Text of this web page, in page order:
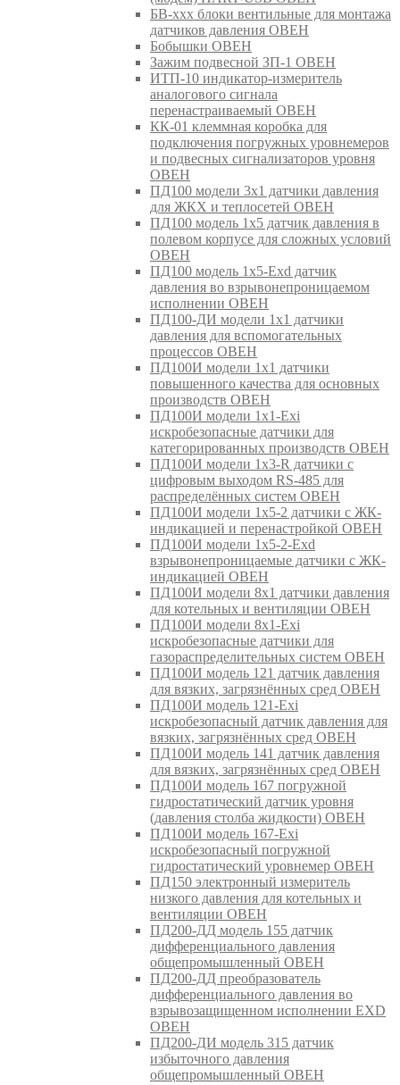
БВ-ххх блоки вентильные для монтажа
датчиков давления ОВЕН
Бобышки ОВЕН
Зажим подвесной ЗП-1 ОВЕН
ИТП-10 индикатор-измеритель
аналогового сигнала
перенастраиваемый ОВЕН
КК-01 клеммная коробка для
подключения погружных уровнемеров
и подвесных сигнализаторов уровня
ОВЕН
ПД100 модели 3х1 датчики давления
для ЖКХ и теплосетей ОВЕН
ПД100 модель 1х5 датчик давления в
полевом корпусе для сложных условий
ОВЕН
ПД100 модель 1х5-Exd датчик
давления во взрывонепроницаемом
исполнении ОВЕН
ПД100-ДИ модели 1х1 датчики
давления для вспомогательных
процессов ОВЕН
ПД100И модели 1х1 датчики
повышенного качества для основных
производств ОВЕН
ПД100И модели 1х1-Exi
искробезопасные датчики для
категорированных производств ОВЕН
ПД100И модели 1х3-R датчики с
цифровым выходом RS-485 для
распределённых систем ОВЕН
ПД100И модели 1х5-2 датчики с ЖК-
индикацией и перенастройкой ОВЕН
ПД100И модели 1х5-2-Exd
взрывонепроницаемые датчики с ЖК-
индикацией ОВЕН
ПД100И модели 8х1 датчики давления
для котельных и вентиляции ОВЕН
ПД100И модели 8х1-Exi
искробезопасные датчики для
газораспределительных систем ОВЕН
ПД100И модель 121 датчик давления
для вязких, загрязнённых сред ОВЕН
ПД100И модель 121-Exi
искробезопасный датчик давления для
вязких, загрязнённых сред ОВЕН
ПД100И модель 141 датчик давления
для вязких, загрязнённых сред ОВЕН
ПД100И модель 167 погружной
гидростатический датчик уровня
(давления столба жидкости) ОВЕН
ПД100И модель 167-Exi
искробезопасный погружной
гидростатический уровнемер ОВЕН
ПД150 электронный измеритель
низкого давления для котельных и
вентиляции ОВЕН
ПД200-ДД модель 155 датчик
дифференциального давления
общепромышленный ОВЕН
ПД200-ДД преобразователь
дифференциального давления во
взрывозащищенном исполнении EXD
ОВЕН
ПД200-ДИ модель 315 датчик
избыточного давления
общепромышленный ОВЕН